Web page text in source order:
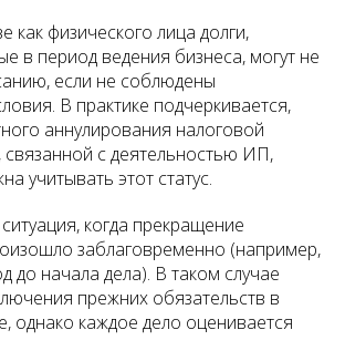
как физического лица долги,
в период ведения бизнеса, могут не
если не соблюдены
В практике подчеркивается,
аннулирования налоговой
связанной с деятельностью ИП,
учитывать этот статус.
когда прекращение
заблаговременно (например,
до начала дела). В таком случае
прежних обязательств в
однако каждое дело оценивается